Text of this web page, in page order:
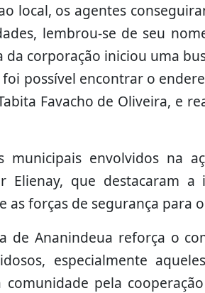
local, os agentes
lembrou-se de seu
corporação iniciou uma
possível encontrar o
Favacho de Oliveira, e
municipais envolvidos na
Elienay, que destacaram
as forças de segurança para
de Ananindeua reforça o
especialmente
comunidade pela